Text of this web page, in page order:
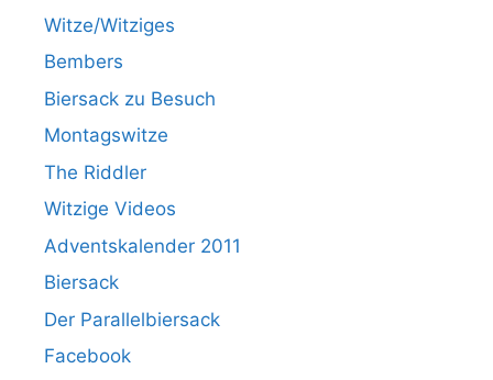
Witze/Witziges
Bembers
Biersack zu Besuch
Montagswitze
The Riddler
Witzige Videos
Adventskalender 2011
Biersack
Der Parallelbiersack
Facebook